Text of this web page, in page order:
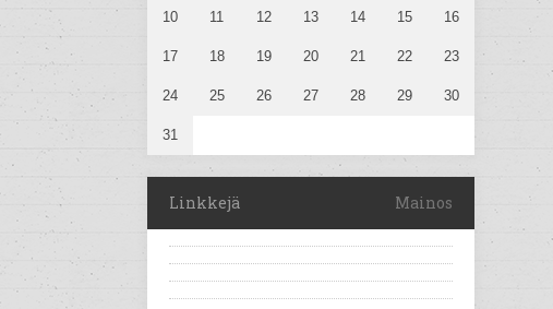
10 11 12 13 14 15 16
17 18 19 20 21 22 23
24 25 26 27 28 29 30
31
Linkkejä Mainos